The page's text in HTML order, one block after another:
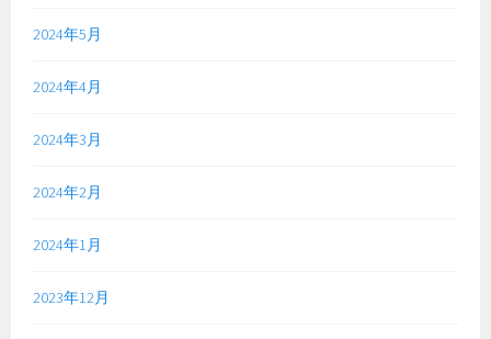
2024年5月
2024年4月
2024年3月
2024年2月
2024年1月
2023年12月